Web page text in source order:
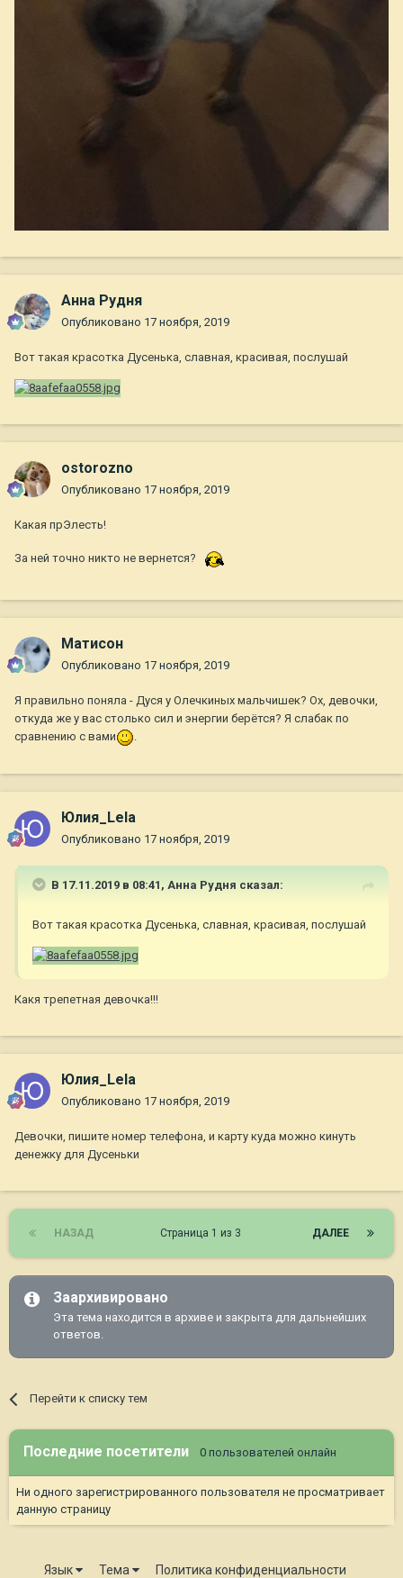
Анна Рудня
Опубликовано 17 ноября, 2019
Вот такая красотка Дусенька, славная, красивая, послушай
ostorozno
Опубликовано 17 ноября, 2019
Какая прЭлесть!
За ней точно никто не вернется?
Матисон
Опубликовано 17 ноября, 2019
Я правильно поняла - Дуся у Олечкиных мальчишек? Ох, девочки,
откуда же у вас столько сил и энергии берётся? Я слабак по
сравнению с вами
.
Юлия_Lela
Опубликовано 17 ноября, 2019
В 17.11.2019 в 08:41, Анна Рудня сказал:
Вот такая красотка Дусенька, славная, красивая, послушай
Какя трепетная девочка!!!
Юлия_Lela
Опубликовано 17 ноября, 2019
Девочки, пишите номер телефона, и карту куда можно кинуть
денежку для Дусеньки
НАЗАД ДАЛЕЕ
Страница 1 из 3
Заархивировано
Эта тема находится в архиве и закрыта для дальнейших
ответов.
Перейти к списку тем
Последние посетители 0 пользователей онлайн
Ни одного зарегистрированного пользователя не просматривает
данную страницу
Язык Тема Политика конфиденциальности